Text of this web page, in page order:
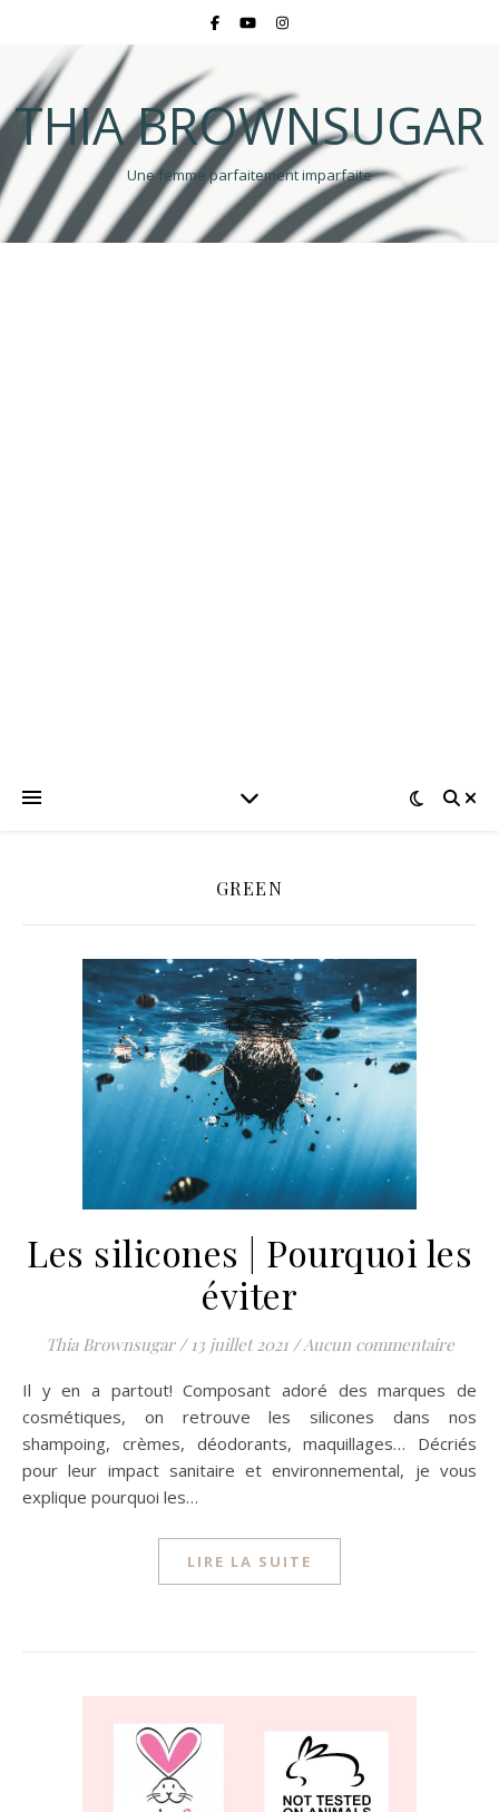
THIA BROWNSUGAR
Une femme parfaitement imparfaite
GREEN
Les silicones | Pourquoi les
éviter
Thia Brownsugar / 13 juillet 2021 /Aucun commentaire
Il y en a partout! Composant adoré des marques de
cosmétiques, on retrouve les silicones dans nos
shampoing, crèmes, déodorants, maquillages… Décriés
pour leur impact sanitaire et environnemental, je vous
explique pourquoi les…
LIRE LA SUITE